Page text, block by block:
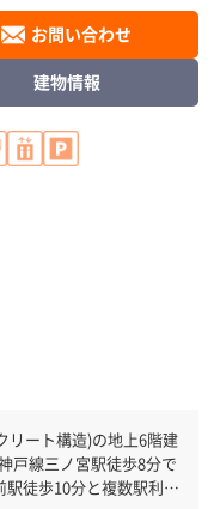
お問い合わせ
建物情報
リート構造)の地上6階建
徒歩10分と複数駅利用